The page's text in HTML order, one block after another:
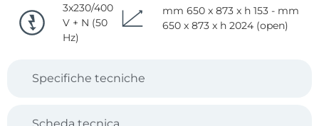
Specifiche tecniche
Scheda tecnica
3x230/400
V + N (50
Hz)
mm 650 x 873 x h 153 - mm
650 x 873 x h 2024 (open)